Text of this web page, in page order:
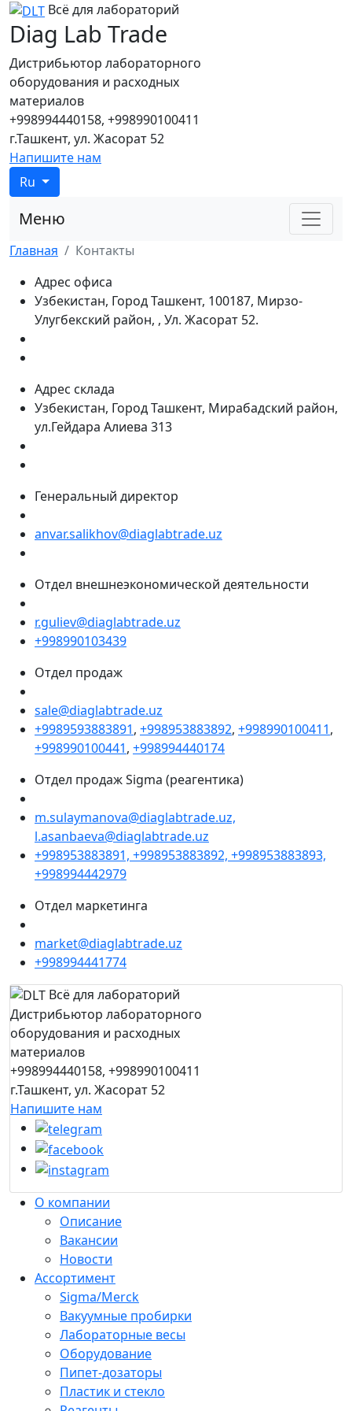
Всё для лабораторий
Diag Lab Trade
Дистрибьютор лабораторного
оборудования и расходных
материалов
+998994440158, +998990100411
г.Ташкент, ул. Жасорат 52
Напишите нам
Ru
Меню
Главная
Контакты
Адрес офиса
Узбекистан, Город Ташкент, 100187, Мирзо-
Улугбекский район, , Ул. Жасорат 52.
Адрес склада
Узбекистан, Город Ташкент, Мирабадский район,
ул.Гейдара Алиева 313
Генеральный директор
anvar.salikhov@diaglabtrade.uz
Отдел внешнеэкономической деятельности
r.guliev@diaglabtrade.uz
+998990103439
Отдел продаж
sale@diaglabtrade.uz
+9989593883891, +998953883892, +998990100411,
+998990100441, +998994440174
Отдел продаж Sigma (реагентика)
m.sulaymanova@diaglabtrade.uz,
l.asanbaeva@diaglabtrade.uz
+998953883891, +998953883892, +998953883893,
+998994442979
Отдел маркетинга
market@diaglabtrade.uz
+998994441774
Всё для лабораторий
Дистрибьютор лабораторного
оборудования и расходных
материалов
+998994440158, +998990100411
г.Ташкент, ул. Жасорат 52
Напишите нам
О компании
Описание
Вакансии
Новости
Ассортимент
Sigma/Merck
Вакуумные пробирки
Лабораторные весы
Оборудование
Пипет-дозаторы
Пластик и стекло